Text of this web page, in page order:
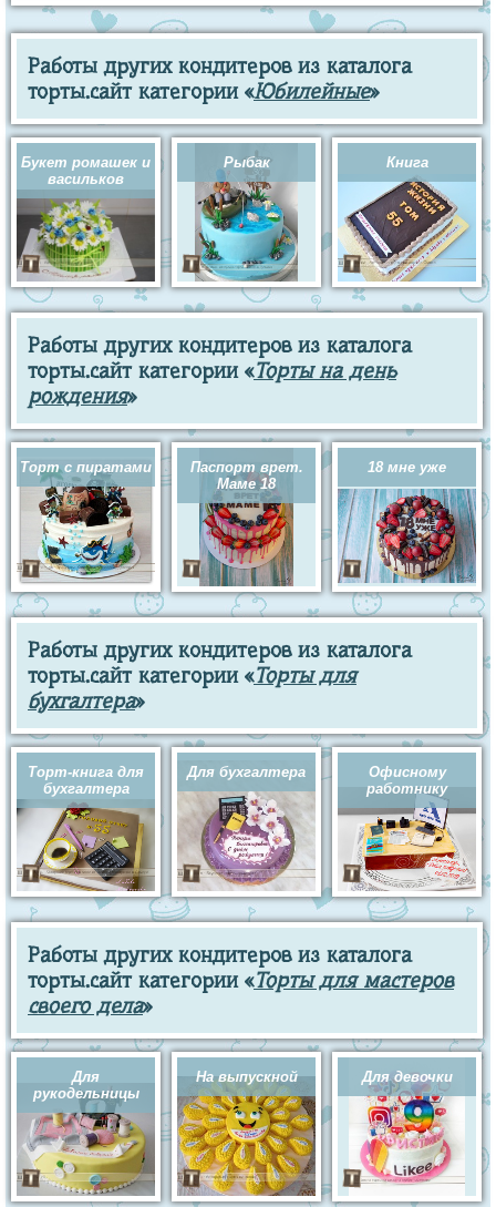
Работы других кондитеров из каталога
торты.сайт категории «Юбилейные»
Букет ромашек и
васильков
Рыбак Книга
Работы других кондитеров из каталога
торты.сайт категории «Торты на день
рождения»
Торт с пиратами
Паспорт врет.
Маме 18
18 мне уже
Работы других кондитеров из каталога
торты.сайт категории «Торты для
бухгалтера»
Торт-книга для
бухгалтера
Для бухгалтера
Офисному
работнику
Работы других кондитеров из каталога
торты.сайт категории «Торты для мастеров
своего дела»
Для
рукодельницы
На выпускной Для девочки